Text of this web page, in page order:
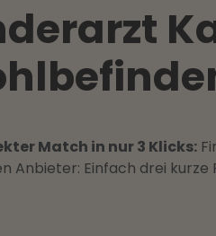
Match in nur 3 Klicks:
Anbieter: Einfach drei